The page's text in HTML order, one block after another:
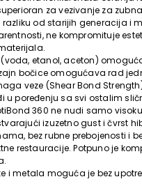
za vezivanje za
razliku od starijih generacija i
ne kompromituje
etanol, aceton)
bočice omogućava rad
veze (Shear Bond
u poređenju sa svi ostalim
360 ne nudi samo
izuzetno gust i čvrst
bez rubne prebojenosti i
restauracije. Potpuno je
i metala moguća je bez